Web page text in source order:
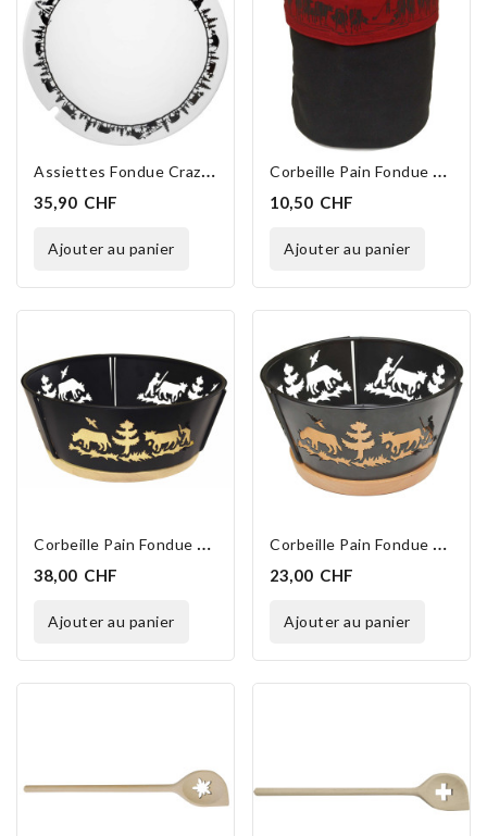
EXCLUSIVITÉ WEB
EXCLUSIVITÉ WEB
A
Ssiettes Fondue Crazy Cow
35,90 CHF
ajouter au panier
EXCLUSIVITÉ WEB
C
Orbeille Pain Fondue PatvN 20 Cm
10,50 CHF
ajouter au panier
C
Orbeille Pain Fondue Alpes 25 Cm
38,00 CHF
ajouter au panier
C
Orbeille Pain Fondue Alpes 20 Cm
23,00 CHF
ajouter au panier